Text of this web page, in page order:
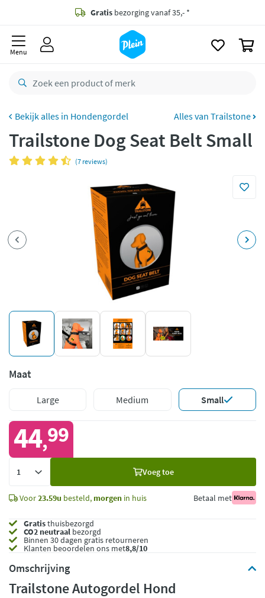
Gratis bezorging vanaf 35,- *
besteld,
retourneren
CO2 neutraal bezorgd
Betaal met Klarna
Menu
Hondengordel Alles van Trailstone
Trailstone Dog Seat Belt Small
(7 reviews)
Maat
Large Medium Small
44,99
Voeg toe
Voor23.59u besteld, morgen in huis Betaal met
Gratisthuisbezorgd
CO2 neutraal bezorgd
Binnen 30 dagen gratis retourneren
Klanten beoordelen ons met8,8/10
Omschrijving
Trailstone Autogordel Hond